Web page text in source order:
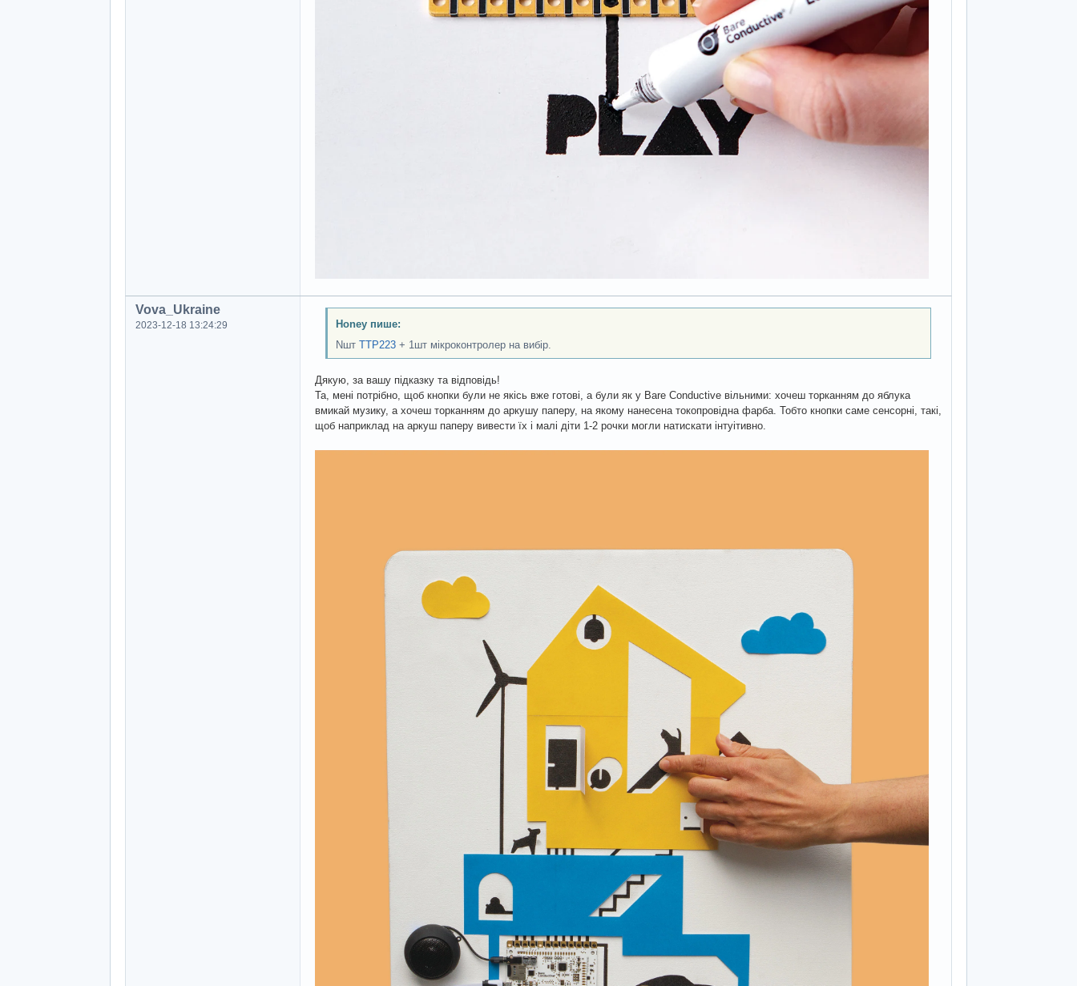
Vova_Ukraine
2023-12-18 13:24:29
Honey пише:
Nшт TTP223+ 1шт мікроконтролер на вибір.
Дякую, за вашу підказку та відповідь!
Та, мені потрібно, щоб кнопки були не якісь вже готові, а були як у Bare Conductive вільними: хочеш торканням до яблука
вмикай музику, а хочеш торканням до аркушу паперу, на якому нанесена токопровідна фарба. Тобто кнопки саме сенсорні, такі,
щоб наприклад на аркуш паперу вивести їх і малі діти 1-2 рочки могли натискати інтуітивно.